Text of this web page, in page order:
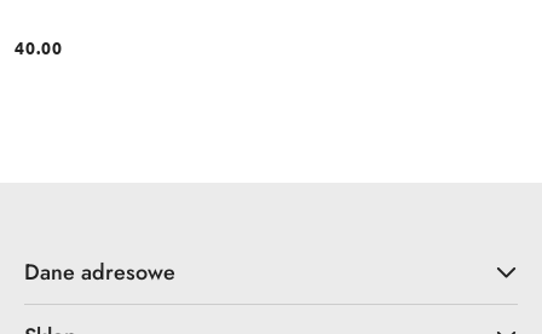
Cena:
40.00
Dane adresowe